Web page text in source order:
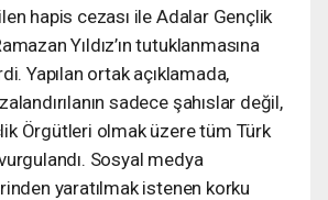
hapis cezası ile Adalar Gençlik
Yıldız’ın tutuklanmasına
Yapılan ortak açıklamada,
sadece şahıslar değil,
Örgütleri olmak üzere tüm Türk
Sosyal medya
yaratılmak istenen korku